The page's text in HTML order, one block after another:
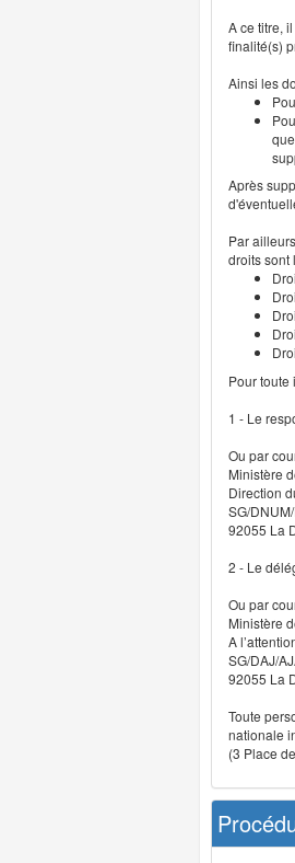
A ce titre,
finalité(s)
Ainsi les
Après
Par
droits sont
Pour toute
1 - Le
Ou par
Ministère
Direction
SG/
92055 La
2 - Le
Ou par
Ministère
A
SG/DAJ/
92055 La
Toute
nationale
(3 Place